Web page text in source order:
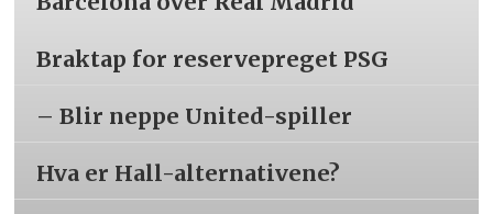
Braktap for reservepreget PSG
– Blir neppe United-spiller
Hva er Hall-alternativene?